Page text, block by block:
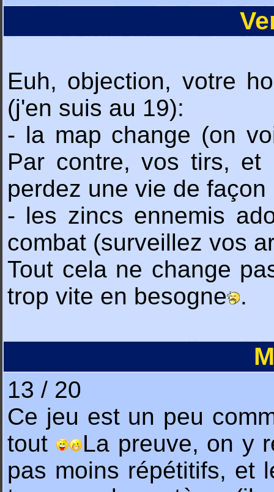
Euh, objection, votre
(j'en suis au 19):
- la map change (on
Par contre, vos tirs, et
perdez une vie de façon
- les zincs ennemis
combat (surveillez vos
Tout cela ne change
trop vite en besogne
.
13 / 20
Ce jeu est un peu
tout
La preuve, on y
pas moins répétitifs, et